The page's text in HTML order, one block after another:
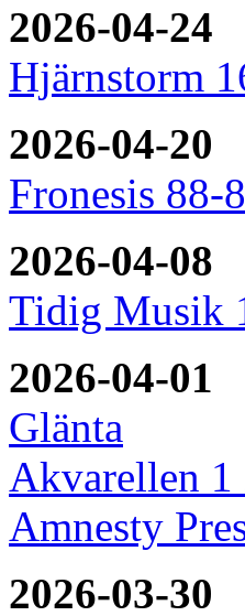
2026-04-24
Hjärnstorm
2026-04-20
Fronesis 88-
2026-04-08
Tidig Musik
2026-04-01
Glänta
Akvarellen 1
Amnesty
2026-03-30